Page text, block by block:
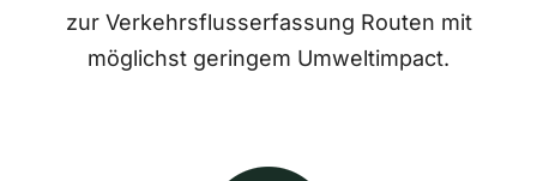
zur Verkehrsflusserfassung Routen mit
möglichst geringem Umweltimpact.